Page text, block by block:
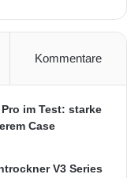
Kommentare
im Test: starke
Case
V3 Series